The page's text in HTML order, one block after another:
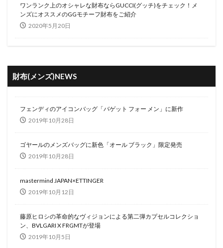
ワンランク上のオシャレな財布ならGUCCI(グッチ)をチェック！メ
ンズにオススメのGGモチーフ財布をご紹介
2020年5月20日
財布(メンズ)NEWS
フェンディのアイコンバッグ「バゲット フォー メン」に新作
2019年10月28日
ゴヤールのメンズバッグに新色「オール ブラック」限定発売
2019年10月28日
mastermind JAPAN×ETTINGER
2019年10月12日
藤原ヒロシの革命的なヴィジョンによる第二弾カプセルコレクショ
ン、BVLGARI X FRGMTが登場
2019年10月5日